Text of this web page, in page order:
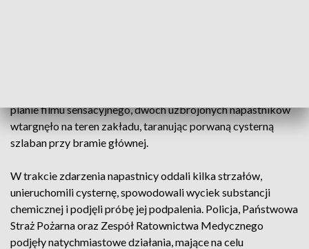
planie filmu sensacyjnego, dwóch uzbrojonych napastników
wtargnęło na teren zakładu, taranując porwaną cysterną
szlaban przy bramie głównej.
W trakcie zdarzenia napastnicy oddali kilka strzałów,
unieruchomili cysternę, spowodowali wyciek substancji
chemicznej i podjęli próbę jej podpalenia. Policja, Państwowa
Straż Pożarna oraz Zespół Ratownictwa Medycznego
podjęły natychmiastowe działania, mające na celu